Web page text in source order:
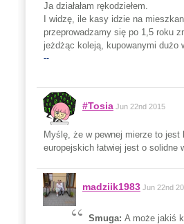
Ja działałam rękodziełem.
I widzę, ile kasy idzie na
przeprowadzamy się po 1,5 roku
jeżdżąc koleją, kupowanymi dużo
--
#Tosia Jun 22nd 2015
Myślę, że w pewnej mierze to
europejskich łatwiej jest o solidne
madziik1983 Jun 22nd
Smuga: A może jakiś